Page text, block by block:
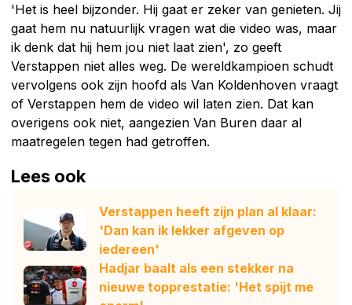
'Het is heel bijzonder. Hij gaat er zeker van genieten. Jij
gaat hem nu natuurlijk vragen wat die video was, maar
ik denk dat hij hem jou niet laat zien', zo geeft
Verstappen niet alles weg. De wereldkampioen schudt
vervolgens ook zijn hoofd als Van Koldenhoven vraagt
of Verstappen hem de video wil laten zien. Dat kan
overigens ook niet, aangezien Van Buren daar al
maatregelen tegen had getroffen.
Lees ook
Verstappen heeft zijn plan al klaar:
'Dan kan ik lekker afgeven op
iedereen'
Hadjar baalt als een stekker na
nieuwe topprestatie: 'Het spijt me